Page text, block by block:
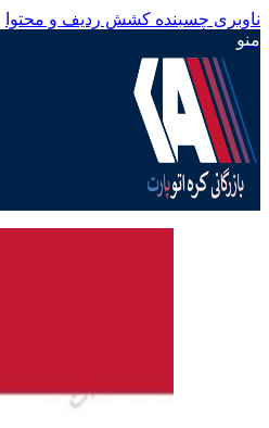
ناوبری چسبنده کشش ردیف و محتوا
منو